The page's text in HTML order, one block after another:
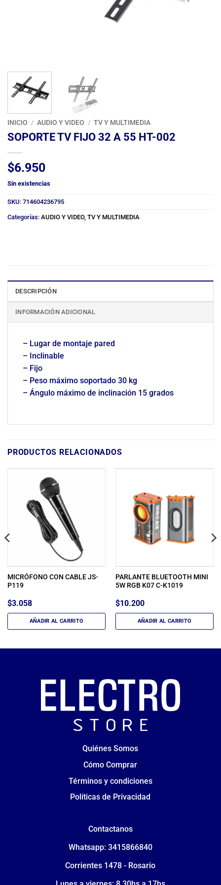
INICIO / AUDIO Y VIDEO / TV Y MULTIMEDIA
SOPORTE TV FIJO 32 A 55 HT-002
$6.950
Sin existencias
SKU: 714604236795
Categorías: AUDIO Y VIDEO, TV Y MULTIMEDIA
DESCRIPCIÓN
INFORMACIÓN ADICIONAL
– Lugar de montaje pared
– Inclinable
– Fijo
– Peso máximo soportado 30 kg
– Ángulo máximo de inclinación 15 grados
PRODUCTOS RELACIONADOS
MICRÓFONO CON CABLE JS-
P119
$3.058
AÑADIR AL CARRITO
PARLANTE BLUETOOTH MINI
5W RGB K07 C-K1019
$10.200
AÑADIR AL CARRITO
Quiénes Somos
Cómo Comprar
Términos y condiciones
Políticas de Privacidad
Contactanos
Whatsapp: 3415866840
Corrientes 1478 - Rosario